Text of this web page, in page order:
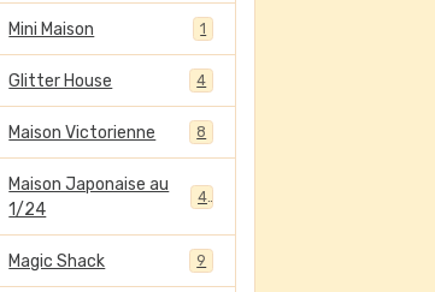
Mini Maison 1
Glitter House 4
Maison Victorienne 8
Maison Japonaise au
1/24
4
Magic Shack 9